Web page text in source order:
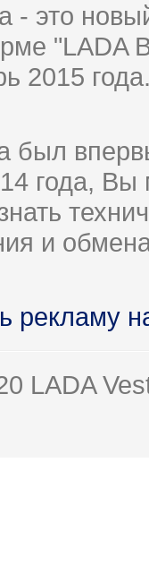
- это
"LADA
2015
был
года,
и
рекламу
LADA